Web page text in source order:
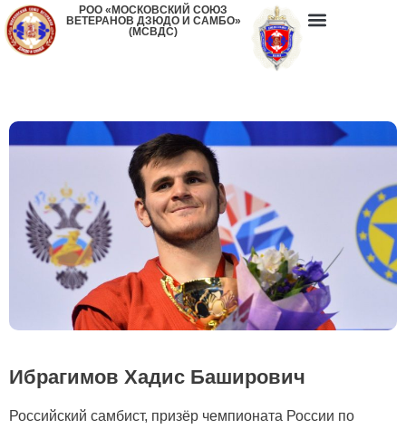
РОО «МОСКОВСКИЙ СОЮЗ
ВЕТЕРАНОВ ДЗЮДО И САМБО»
(МСВДС)
Ибрагимов Хадис Баширович
Российский самбист, призёр чемпионата России по